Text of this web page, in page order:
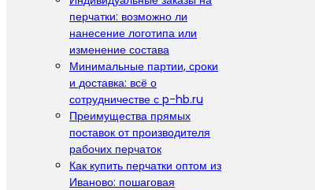
перчатки: возможно ли
нанесение логотипа или
изменение состава
Минимальные партии, сроки
и доставка: всё о
сотрудничестве с p-hb.ru
Преимущества прямых
поставок от производителя
рабочих перчаток
Как купить перчатки оптом из
Иваново: пошаговая